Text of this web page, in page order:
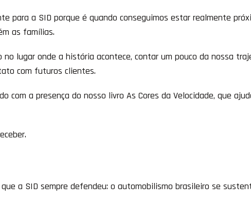
para a SID porque é quando conseguimos estar realmente
as famílias.
lugar onde a história acontece, contar um pouco da nossa
com futuros clientes.
com a presença do nosso livro As Cores da Velocidade, que
a SID sempre defendeu: o automobilismo brasileiro se